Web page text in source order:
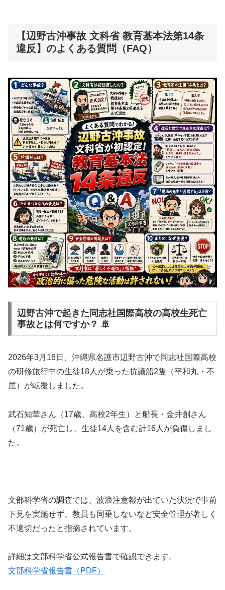
【辺野古沖事故 文科省 教育基本法第14条
違反】のよくある質問（FAQ）
辺野古沖で起きた同志社国際高校の高校生死亡
事故とは何ですか？ 🚢
2026年3月16日、沖縄県名護市辺野古沖で同志社国際高校
の研修旅行中の生徒18人が乗った抗議船2隻（平和丸・不
屈）が転覆しました。
武石知華さん（17歳、高校2年生）と船長・金井創さん
（71歳）が死亡し、生徒14人を含む計16人が負傷しまし
た。
文部科学省の調査では、波浪注意報が出ていた状況で事前
下見を実施せず、教員も同乗しないなど安全管理が著しく
不適切だったと指摘されています。
詳細は文部科学省公式報告書で確認できます。
文部科学省報告書（PDF）